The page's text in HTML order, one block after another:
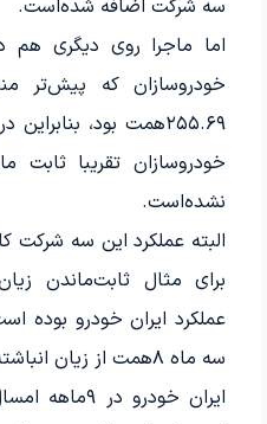
سه شرکت اضافه شده‌است.
خودروسازان که پیش‌تر
۲۵۵.۶۹‌همت بود،
خودروسازان تقریبا
نشده‌است.
البته عملکرد این سه شرکت
برای مثال ثابت‌ماندن
عملکرد ایران‌ خودرو بوده‌
سه ماه ۸‌همت از زیان
ایران‌ خودرو